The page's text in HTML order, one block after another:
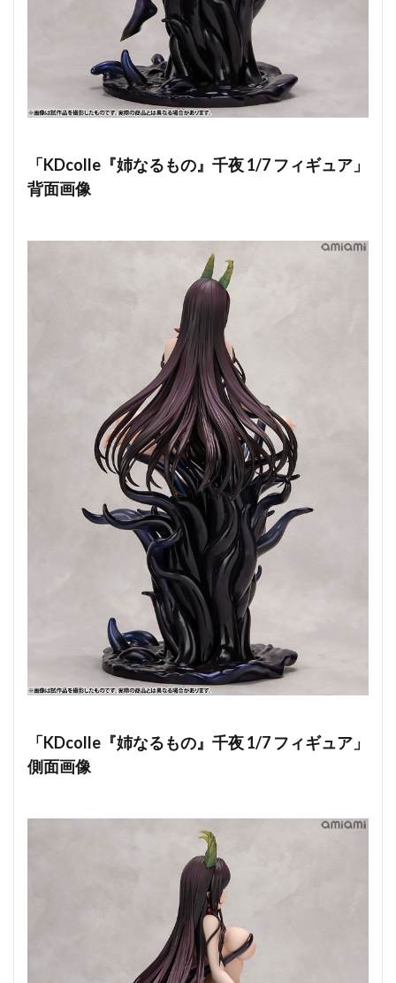
「KDcolle『姉なるもの』千夜 1/7 フィギュア」
背面画像
「KDcolle『姉なるもの』千夜 1/7 フィギュア」
側面画像